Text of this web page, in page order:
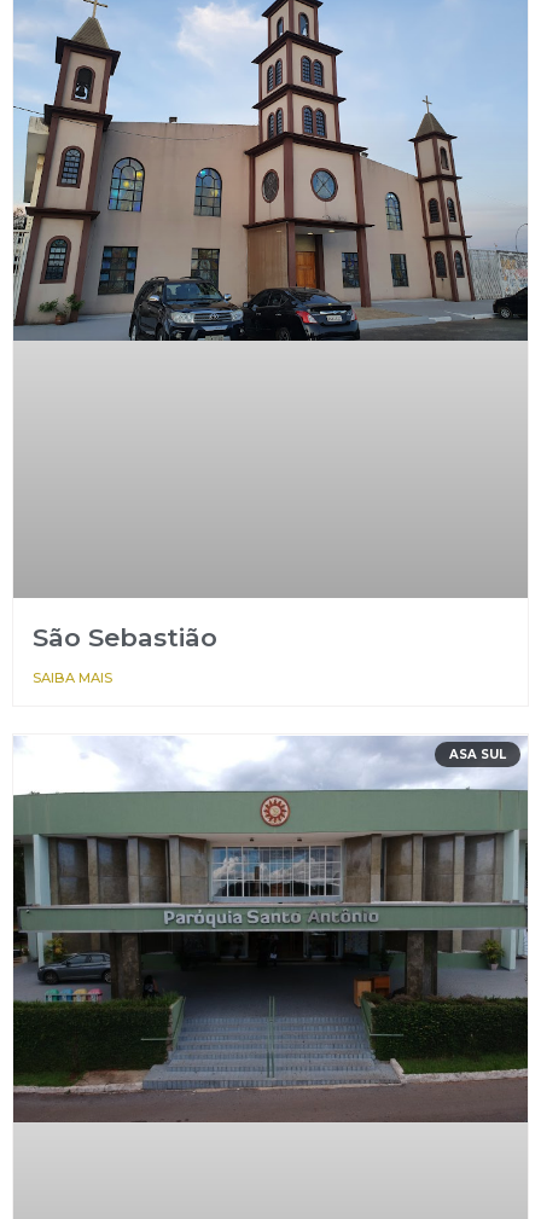
São Sebastião
SAIBA MAIS
ASA SUL